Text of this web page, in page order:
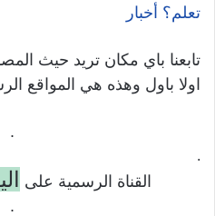
تعلم؟ أخبار
تابعنا باي مكان تريد حيث
اولا باول وهذه هي المواقع
.
.
القناة الرسمية على
.